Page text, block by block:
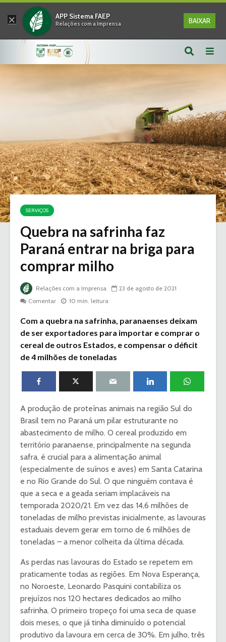
× APP Sistema FAEP
Relações com a Imprensa BAIXAR
SERVIÇOS
Quebra na safrinha faz
Paraná entrar na briga para
comprar milho
Relações com a Imprensa
23 de agosto de 2021
Comentar
10 min. leitura
Com a quebra na safrinha, paranaenses deixam
de ser exportadores para importar e comprar o
cereal de outros Estados, e compensar o déficit
de 4 milhões de toneladas
A produção de proteínas animais na região Sul do
Brasil tem no Paraná um pilar estruturante no
abastecimento de milho. O cereal produzido em
território paranaense, principalmente na segunda
safra, é crucial para a alimentação animal
(especialmente de suínos e aves) em Santa Catarina
e no Rio Grande do Sul. O que ninguém contava é
que a seca e a geada seriam implacáveis na
temporada 2020/21. Em vez das 14,6 milhões de
toneladas de milho previstas inicialmente, as lavouras
estaduais devem gerar em torno de 6 milhões de
toneladas – a menor colheita da última década.
As perdas nas lavouras do Estado se repetem em
praticamente todas as regiões. Em Nova Esperança,
no Noroeste, Leonardo Pasquini contabiliza os
prejuízos nos 120 hectares dedicados ao milho
safrinha. O primeiro tropeço foi uma seca de quase
dois meses, o que já tinha diminuído o potencial
produtivo da lavoura em cerca de 30%. Em julho, três